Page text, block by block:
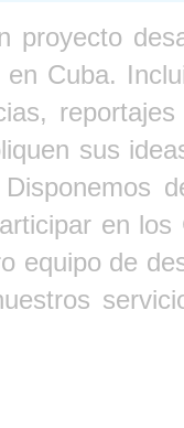
proyecto
Cuba.
sus
en
equipo de